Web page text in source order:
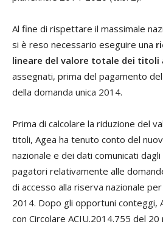
Al fine di rispettare il massimale
si è reso necessario eseguire una
lineare del valore totale dei titoli
assegnati, prima del pagamento
della domanda unica 2014.
Prima di calcolare la riduzione del
titoli, Agea ha tenuto conto del
nazionale e dei dati comunicati
pagatori relativamente alle
di accesso alla riserva nazionale per
2014. Dopo gli opportuni conteggi,
con Circolare ACIU.2014.755 del